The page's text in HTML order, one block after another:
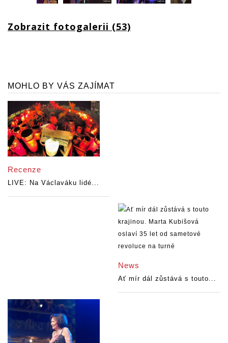
Zobrazit fotogalerii (53)
MOHLO BY VÁS ZAJÍMAT
Recenze
LIVE: Na Václaváku lidé...
News
Ať mír dál zůstává s touto...